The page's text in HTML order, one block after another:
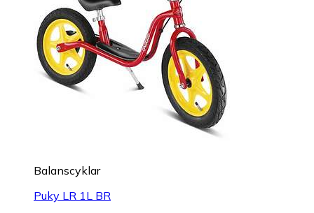
Balanscyklar
Puky LR 1L BR